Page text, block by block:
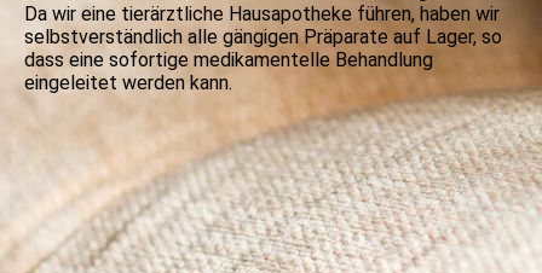
Da wir eine tierärztliche Hausapotheke führen, haben wir
selbstverständlich alle gängigen Präparate auf Lager, so
dass eine sofortige medikamentelle Behandlung
eingeleitet werden kann.